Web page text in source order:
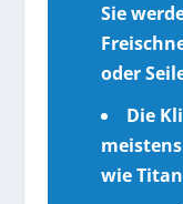
Sie
oder
Die
wie